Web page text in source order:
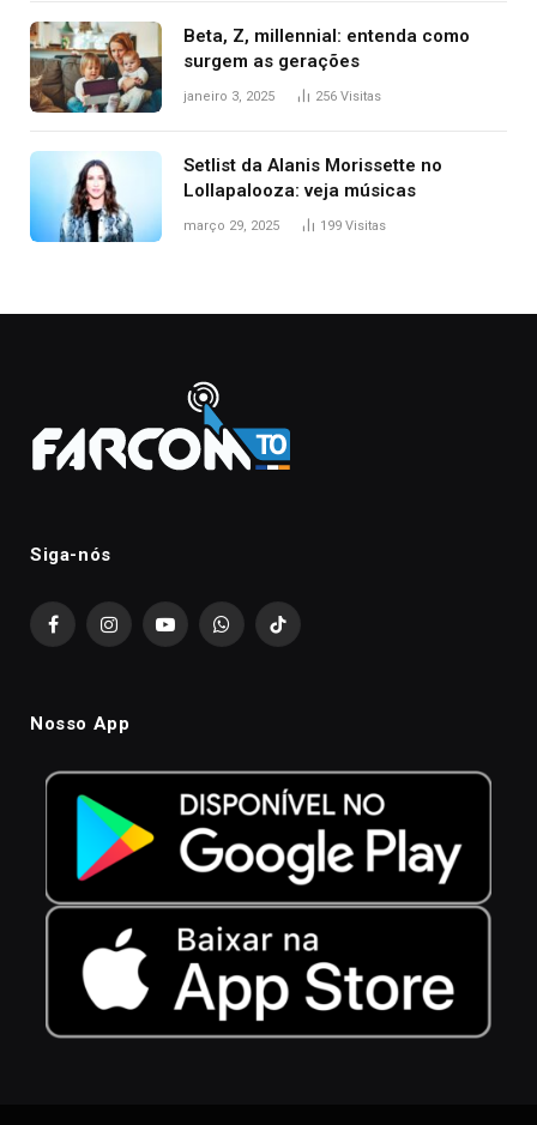
Beta, Z, millennial: entenda como
surgem as gerações
janeiro 3, 2025 256 Visitas
Setlist da Alanis Morissette no
Lollapalooza: veja músicas
março 29, 2025 199 Visitas
Siga-nós
FacebookInstagramYouTubeWhatsAppTikTok
Nosso App